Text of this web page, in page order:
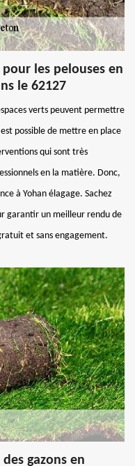
les pelouses en
le 62127
verts peuvent permettre
possible de mettre en place
qui sont très
en la matière. Donc,
à Yohan élagage. Sachez
garantir un meilleur rendu de
et sans engagement.
gazons en